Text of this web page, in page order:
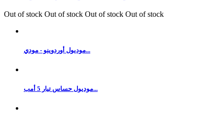
Out of stock Out of stock Out of stock Out of stock
موديول أوردوينو - مودي...
موديول حساس تيار 5 أمب...